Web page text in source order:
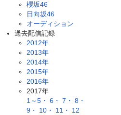
櫻坂46
日向坂46
オーディション
過去配信記録
2012年
2013年
2014年
2015年
2016年
2017年
1～5・ 6・ 7・ 8・
9・
10・ 11・
12